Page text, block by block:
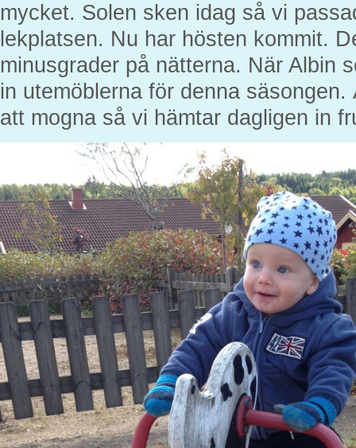
mycket. Solen sken idag så vi
lekplatsen. Nu har hösten kommit.
minusgrader på nätterna. När Albin
in utemöblerna för denna
att mogna så vi hämtar dagligen in